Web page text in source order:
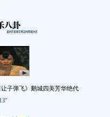
让子弹飞》鹅城四美芳华绝代